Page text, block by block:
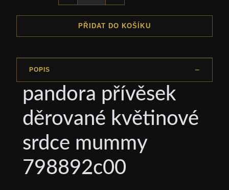
PŘIDAT DO KOŠÍKU
POPIS
pandora přívěsek
děrované květinové
srdce mummy
798892c00